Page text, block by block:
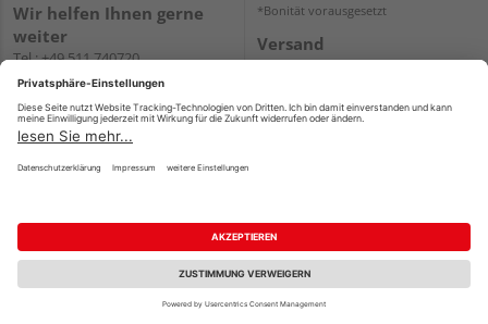
Wir helfen Ihnen gerne
weiter
Tel.:+49 511 740720
E-Mail:shop@holzland-
WhatsApp
*Bonität vorausgesetzt
Versand
Versandkosten
Impressum AGB Widerruf
Datenschutz
Reservierungsbedingungen
Vertrag widerrufen